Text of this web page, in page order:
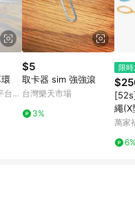
10. 點數紅包使用規
購物前往 Pinkoi
，不符合導購資格；承
購物前往 Pinkoi 頁
台
$5
取卡器 sim 強強滾
台灣樂天市場
3%
限
繩(X
萬家